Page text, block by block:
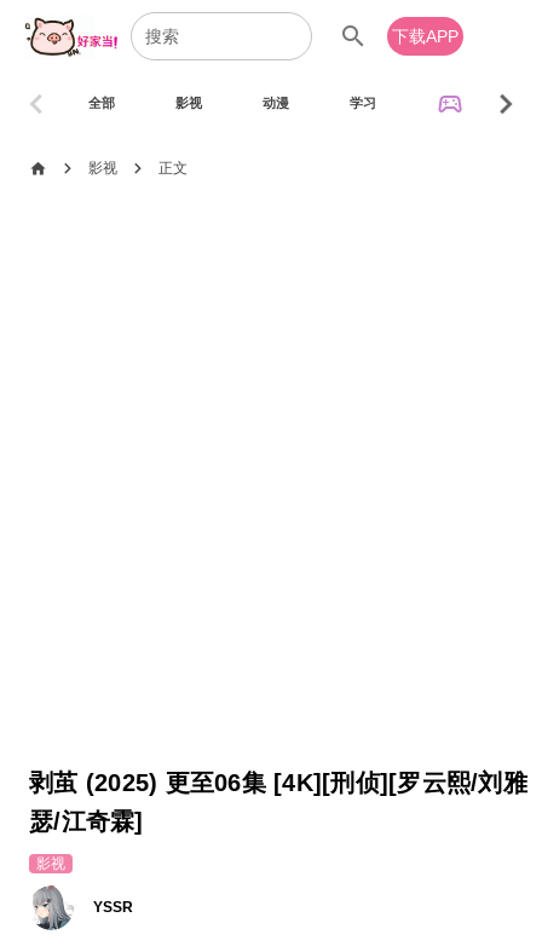
search 下载APP
全部 影视 动漫 学习 sports_esports
chevron_left chevron_right
home chevron_right 影视 chevron_right 正文
剥茧 (2025) 更至06集 [4K][刑侦][罗云熙/刘雅
瑟/江奇霖]
影视
YSSR